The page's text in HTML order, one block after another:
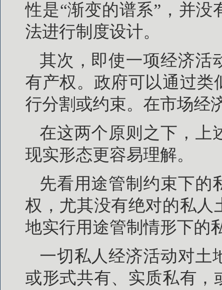
性是“渐变的谱系”，并
法进行制度设计。
其次，即使一项经济活
有产权。政府可以通过类
行分割或约束。在市场经
在这两个原则之下，上
现实形态更容易理解。
先看用途管制约束下的
权，尤其没有绝对的私人
地实行用途管制情形下的
一切私人经济活动对土
或形式共有、实质私有，